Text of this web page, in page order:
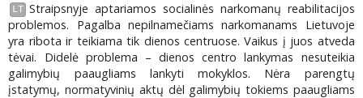
LT Straipsnyje aptariamos socialinės narkomanų reabilitacijos
problemos. Pagalba nepilnamečiams narkomanams Lietuvoje
yra ribota ir teikiama tik dienos centruose. Vaikus į juos atveda
tėvai. Didelė problema – dienos centro lankymas nesuteikia
galimybių paaugliams lankyti mokyklos. Nėra parengtų
įstatymų, normatyvinių aktų dėl galimybių tokiems paaugliams